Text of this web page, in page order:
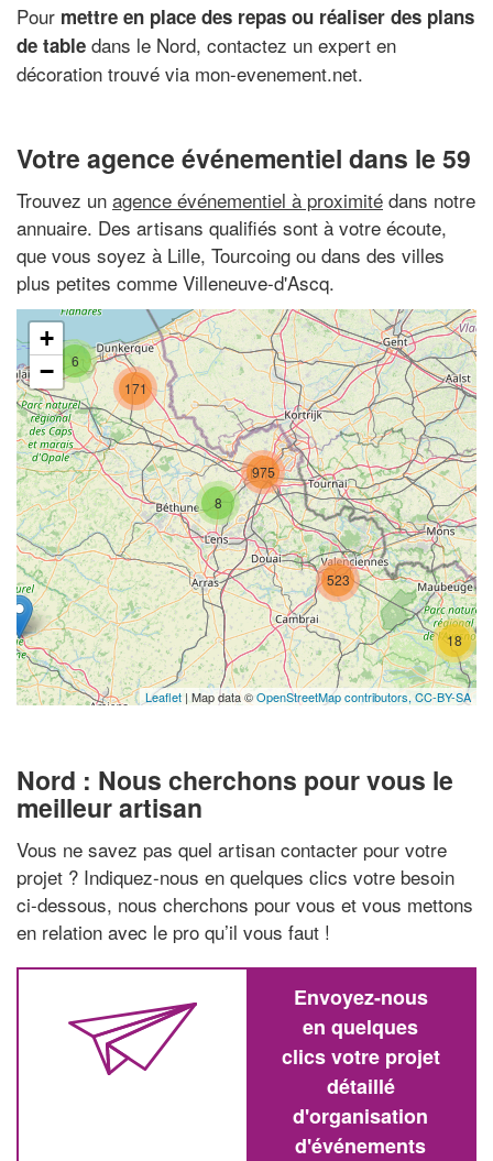
Pour mettre en place des repas ou réaliser des plans
de table dans le Nord, contactez un expert en
décoration trouvé via mon-evenement.net.
Votre agence événementiel dans le 59
Trouvez un agence événementiel à proximité dans notre
annuaire. Des artisans qualifiés sont à votre écoute,
que vous soyez à Lille, Tourcoing ou dans des villes
plus petites comme Villeneuve-d'Ascq.
6
8
171
18
523
975
+
−
Leaflet | Map data ©OpenStreetMap contributors, CC-BY-SA
Nord : Nous cherchons pour vous le
meilleur artisan
Vous ne savez pas quel artisan contacter pour votre
projet ? Indiquez-nous en quelques clics votre besoin
ci-dessous, nous cherchons pour vous et vous mettons
en relation avec le pro qu’il vous faut !
Envoyez-nous
en quelques
clics votre projet
détaillé
d'organisation
d'événements